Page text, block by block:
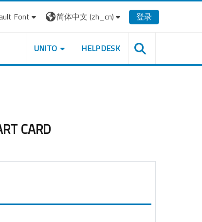
Font
简体中文 ‎(zh_cn)‎ 登录
UNITO HELPDESK
CARD